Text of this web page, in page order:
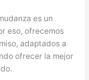
es un
eso, ofrecemos
adaptados a
ofrecer la mejor